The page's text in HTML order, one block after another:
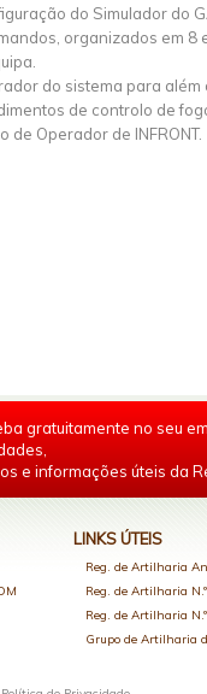
do Simulador do
organizados em 8
do sistema para
de controlo de
de Operador de INFRONT.
gratuitamente no seu
e informações úteis da
LINKS ÚTEIS
Reg. de Artilharia
Reg. de Artilharia
Reg. de Artilharia
Grupo de Artilharia